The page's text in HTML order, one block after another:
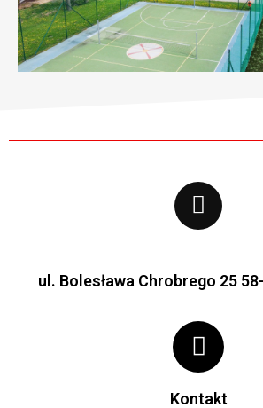
ul. Bolesława Chrobrego 25
Kontakt